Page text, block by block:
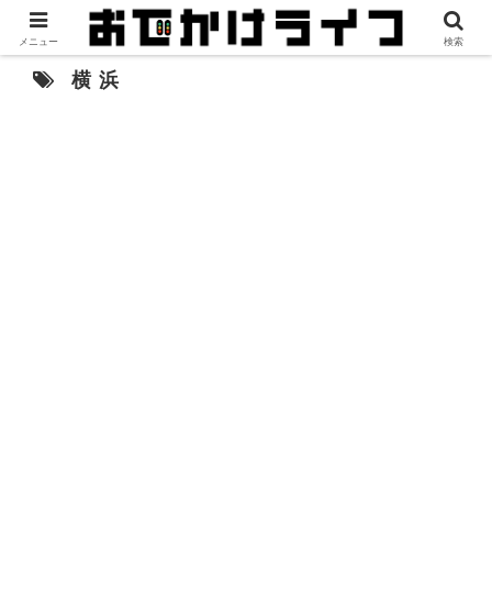
横浜
メニュー 検索